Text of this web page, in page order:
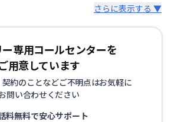
ループ｜創業30年以上の歴史を誇
こそ、確かな実績があります。
さらに表示する ▼
専用コールセンターを
用意しています
約のことなどご不明点はお気軽に
問い合わせください
料無料で安心サポート